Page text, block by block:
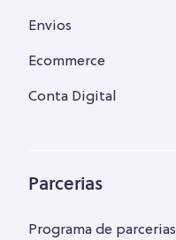
Envios
Ecommerce
Conta Digital
Parcerias
Programa de parcerias